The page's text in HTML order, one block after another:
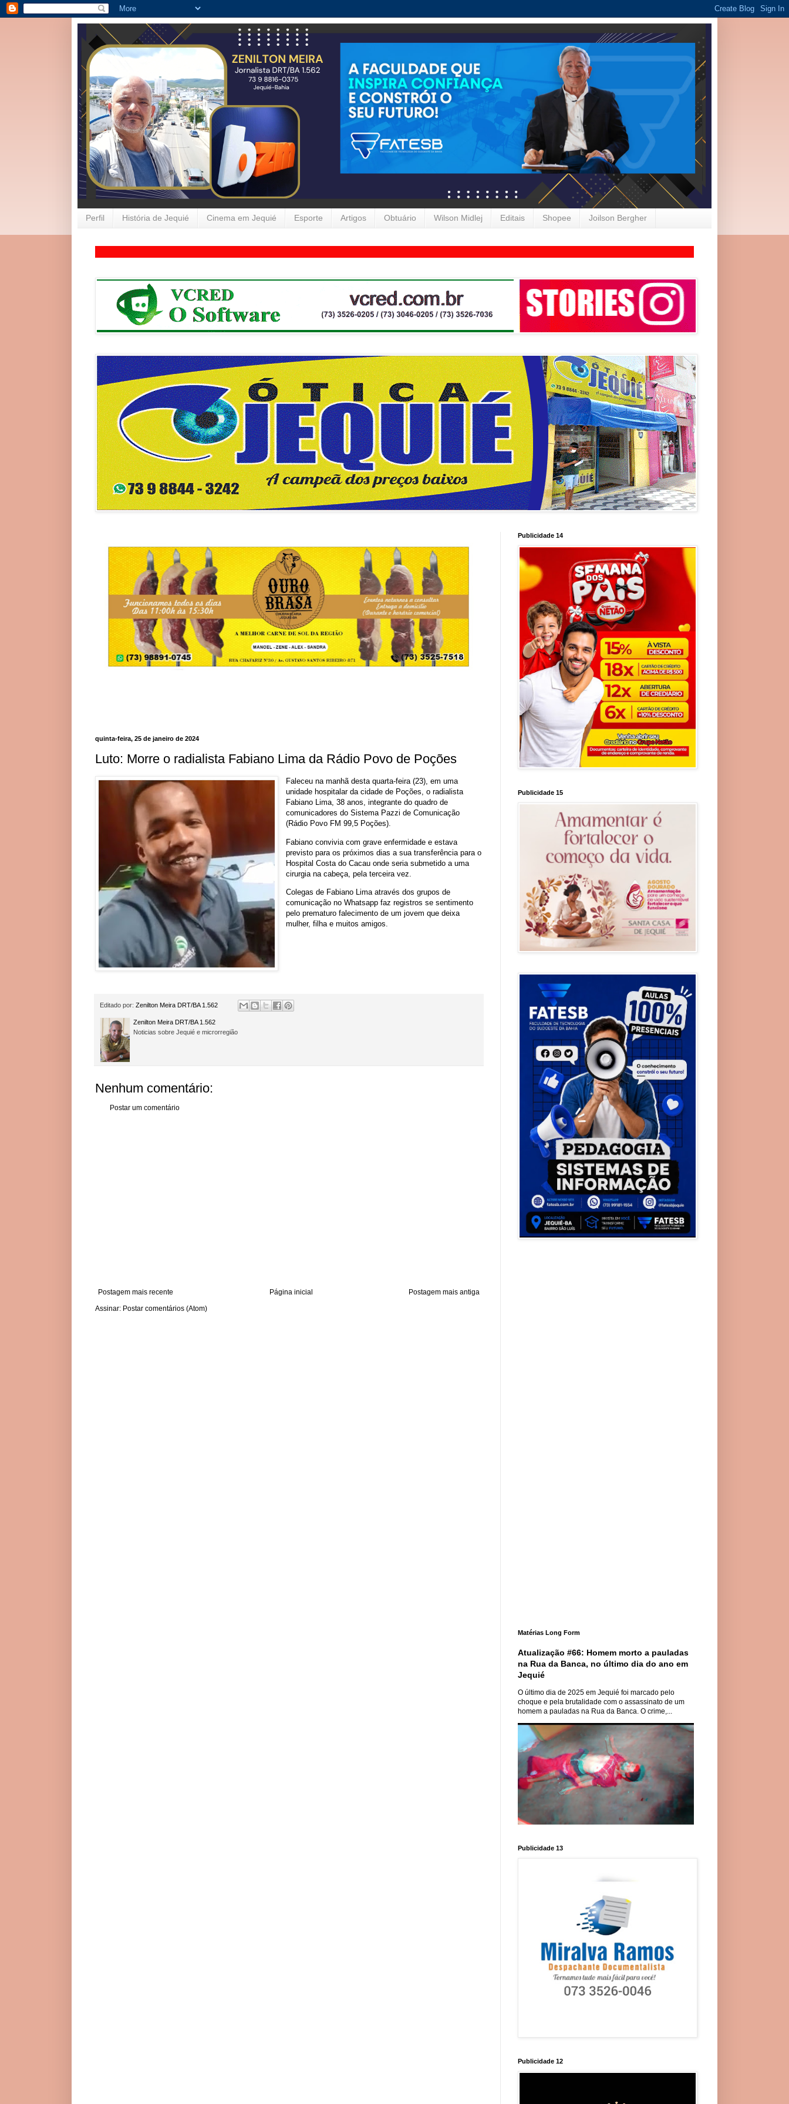
Perfil História de Jequié Cinema em Jequié Esporte Artigos Obtuário Wilson Midlej Editais Shopee Joilson Bergher
quinta-feira, 25 de janeiro de 2024
Luto: Morre o radialista Fabiano Lima da Rádio Povo de Poções
Faleceu na manhã desta quarta-feira (23), em uma
unidade hospitalar da cidade de Poções, o radialista
Fabiano Lima, 38 anos, integrante do quadro de
comunicadores do Sistema Pazzi de Comunicação
(Rádio Povo FM 99,5 Poções).
Fabiano convivia com grave enfermidade e estava
previsto para os próximos dias a sua transferência para o
Hospital Costa do Cacau onde seria submetido a uma
cirurgia na cabeça, pela terceira vez.
Colegas de Fabiano Lima através dos grupos de
comunicação no Whatsapp faz registros se sentimento
pelo prematuro falecimento de um jovem que deixa
mulher, filha e muitos amigos.
Editado por: Zenilton Meira DRT/BA 1.562
Zenilton Meira DRT/BA 1.562
Noticias sobre Jequié e microrregião
Nenhum comentário:
Postar um comentário
Postagem mais recente Postagem mais antiga
Página inicial
Assinar: Postar comentários (Atom)
Publicidade 14
Publicidade 15
Matérias Long Form
Atualização #66: Homem morto a pauladas
na Rua da Banca, no último dia do ano em
Jequié
O último dia de 2025 em Jequié foi marcado pelo
choque e pela brutalidade com o assassinato de um
homem a pauladas na Rua da Banca. O crime,...
Publicidade 13
Publicidade 12